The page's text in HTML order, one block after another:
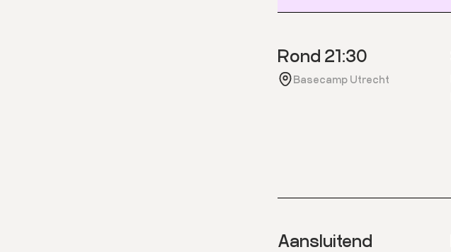
Rond 21:30
Basecamp Utrecht
Aansluitend